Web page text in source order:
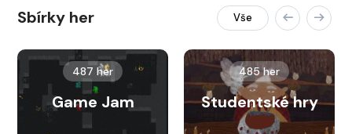
Sbírky her Vše
487 her
Game Jam
485 her
Studentské hry